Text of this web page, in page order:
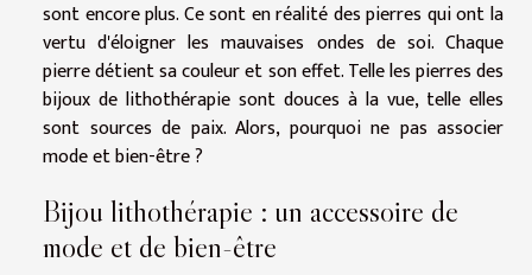
sont encore plus. Ce sont en réalité des pierres qui ont la
vertu d'éloigner les mauvaises ondes de soi. Chaque
pierre détient sa couleur et son effet. Telle les pierres des
bijoux de lithothérapie sont douces à la vue, telle elles
sont sources de paix. Alors, pourquoi ne pas associer
mode et bien-être ?
Bijou lithothérapie : un accessoire de
mode et de bien-être